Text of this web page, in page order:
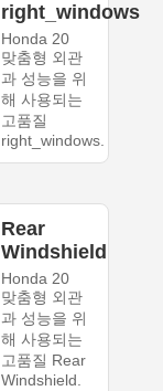
right_windows
Honda 20
맞춤형 외관
과 성능을 위
해 사용되는
고품질
right_windows.
Rear
Windshield
Honda 20
맞춤형 외관
과 성능을 위
해 사용되는
고품질 Rear
Windshield.